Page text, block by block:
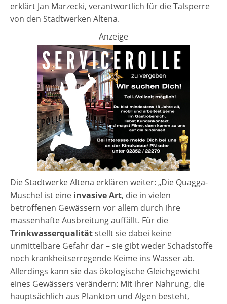
erklärt Jan Marzecki, verantwortlich für die Talsperre
von den Stadtwerken Altena.
Anzeige
Die Stadtwerke Altena erklären weiter: „Die Quagga-
Muschel ist eine invasive Art, die in vielen
betroffenen Gewässern vor allem durch ihre
massenhafte Ausbreitung auffällt. Für die
Trinkwasserqualitätstellt sie dabei keine
unmittelbare Gefahr dar – sie gibt weder Schadstoffe
noch krankheitserregende Keime ins Wasser ab.
Allerdings kann sie das ökologische Gleichgewicht
eines Gewässers verändern: Mit ihrer Nahrung, die
hauptsächlich aus Plankton und Algen besteht,